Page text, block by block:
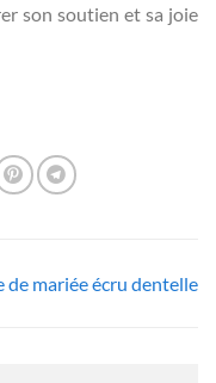
son soutien et sa joie
de mariée écru dentelle